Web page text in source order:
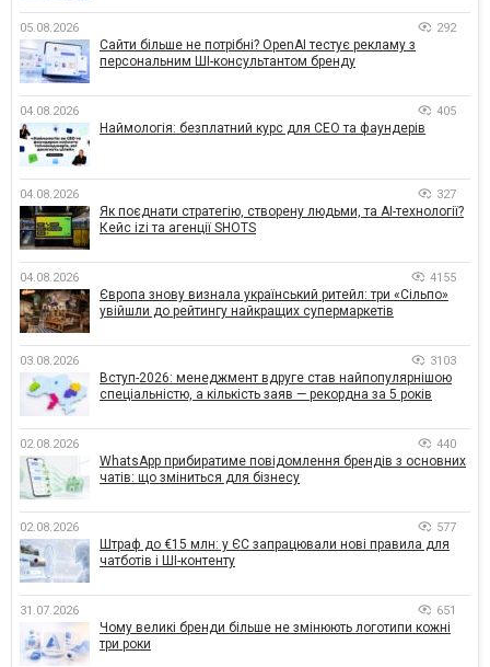
05.08.2026 292
Сайти більше не потрібні? OpenAI тестує рекламу з
персональним ШІ-консультантом бренду
04.08.2026 405
Наймологія: безплатний курс для CEO та фаундерів
04.08.2026 327
Як поєднати стратегію, створену людьми, та AI-технології?
Кейс izi та агенції SHOTS
04.08.2026 4155
Європа знову визнала український ритейл: три «Сільпо»
увійшли до рейтингу найкращих супермаркетів
03.08.2026 3103
Вступ-2026: менеджмент вдруге став найпопулярнішою
спеціальністю, а кількість заяв — рекордна за 5 років
02.08.2026 440
WhatsApp прибиратиме повідомлення брендів з основних
чатів: що зміниться для бізнесу
02.08.2026 577
Штраф до €15 млн: у ЄС запрацювали нові правила для
чатботів і ШІ-контенту
31.07.2026 651
Чому великі бренди більше не змінюють логотипи кожні
три роки